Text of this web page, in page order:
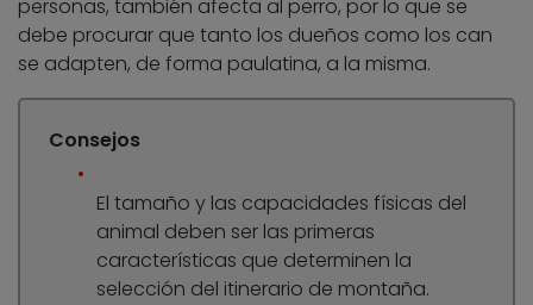
personas, también afecta al perro, por lo que se
debe procurar que tanto los dueños como los can
se adapten, de forma paulatina, a la misma.
Consejos
El tamaño y las capacidades físicas del
animal deben ser las primeras
características que determinen la
selección del itinerario de montaña.